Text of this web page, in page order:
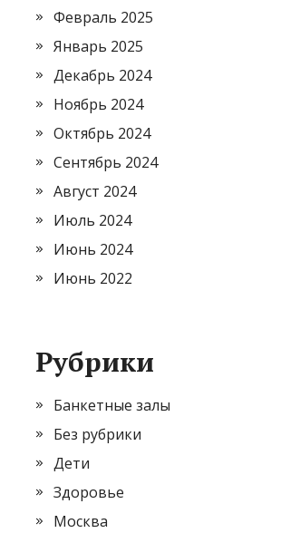
Февраль 2025
Январь 2025
Декабрь 2024
Ноябрь 2024
Октябрь 2024
Сентябрь 2024
Август 2024
Июль 2024
Июнь 2024
Июнь 2022
Рубрики
Банкетные залы
Без рубрики
Дети
Здоровье
Москва